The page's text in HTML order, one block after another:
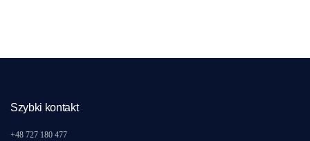
Szybki kontakt
+48 727 180 477